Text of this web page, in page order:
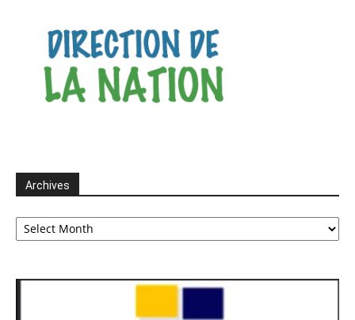
Archives
Archives